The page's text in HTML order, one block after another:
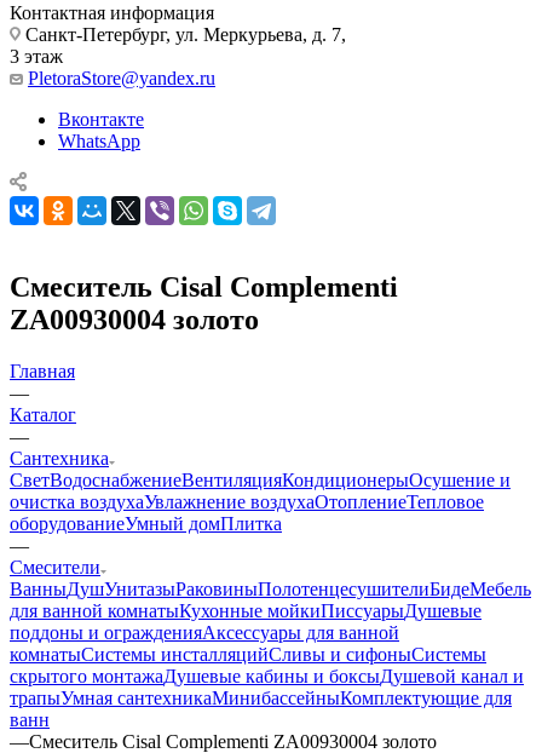
Контактная информация
Санкт-Петербург, ул. Меркурьева, д. 7,
3 этаж
PletoraStore@yandex.ru
Вконтакте
WhatsApp
Смеситель Cisal Complementi
ZA00930004 золото
Главная
—
Каталог
—
Сантехника
СветВодоснабжениеВентиляцияКондиционерыОсушение и
очистка воздухаУвлажнение воздухаОтоплениеТепловое
оборудованиеУмный домПлитка
—
Смесители
ВанныДушУнитазыРаковиныПолотенцесушителиБидеМебель
для ванной комнатыКухонные мойкиПиссуарыДушевые
поддоны и огражденияАксессуары для ванной
комнатыСистемы инсталляцийСливы и сифоныСистемы
скрытого монтажаДушевые кабины и боксыДушевой канал и
трапыУмная сантехникаМинибассейныКомплектующие для
ванн
—Смеситель Cisal Complementi ZA00930004 золото